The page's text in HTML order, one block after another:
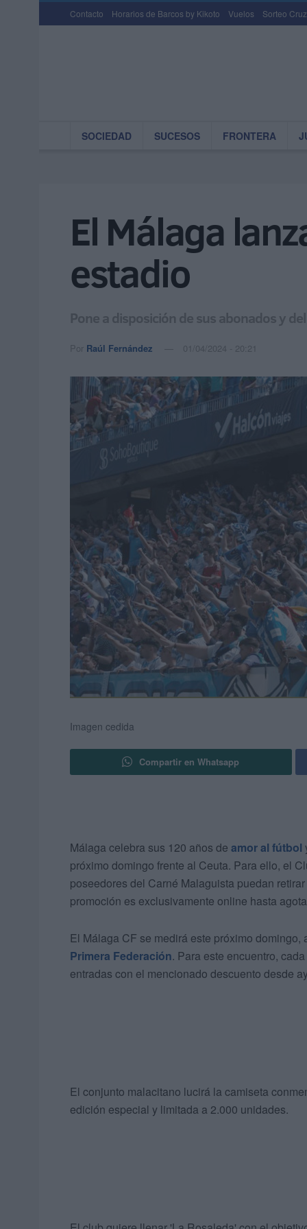
Contacto Horarios de Barcos by Kikoto Vuelos Sorteo
SOCIEDAD SUCESOS FRONTERA
El Málaga
estadio
Pone a disposición de sus abonados y
Por Raúl Fernández 01/04/2024 - 20:21
Imagen cedida
Compartir en Whatsapp
Málaga celebra sus 120 años de amor al fútbol
próximo domingo frente al Ceuta. Para ello, el
poseedores del Carné Malaguista puedan
promoción es exclusivamente online hasta
El Málaga CF se medirá este próximo domingo,
Primera Federación. Para este encuentro,
entradas con el mencionado descuento desde
El conjunto malacitano lucirá la camiseta
edición especial y limitada a 2.000 unidades.